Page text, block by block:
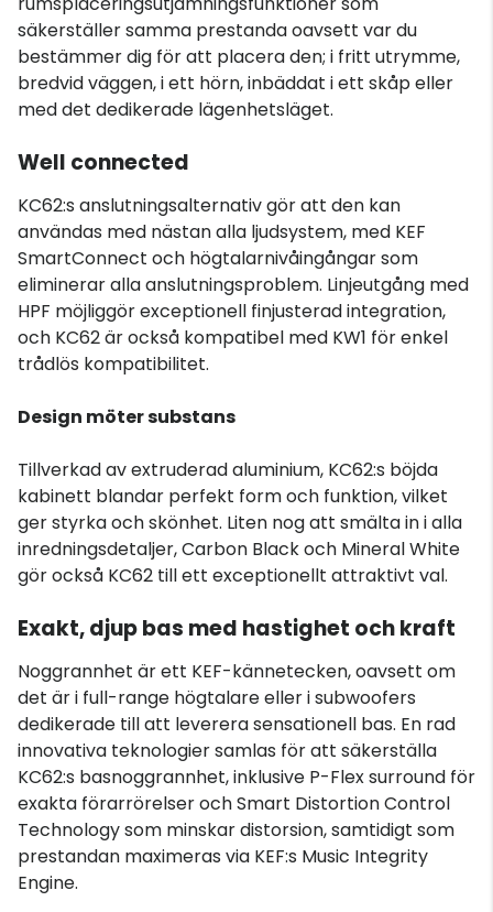
säkerställer samma prestanda oavsett var du
bestämmer dig för att placera den; i fritt utrymme,
bredvid väggen, i ett hörn, inbäddat i ett skåp eller
med det dedikerade lägenhetsläget.
Well connected
KC62:s anslutningsalternativ gör att den kan
användas med nästan alla ljudsystem, med KEF
SmartConnect och högtalarnivåingångar som
eliminerar alla anslutningsproblem. Linjeutgång med
HPF möjliggör exceptionell finjusterad integration,
och KC62 är också kompatibel med KW1 för enkel
trådlös kompatibilitet.
Design möter substans
Tillverkad av extruderad aluminium, KC62:s böjda
kabinett blandar perfekt form och funktion, vilket
ger styrka och skönhet. Liten nog att smälta in i alla
inredningsdetaljer, Carbon Black och Mineral White
gör också KC62 till ett exceptionellt attraktivt val.
Exakt, djup bas med hastighet och kraft
Noggrannhet är ett KEF-kännetecken, oavsett om
det är i full-range högtalare eller i subwoofers
dedikerade till att leverera sensationell bas. En rad
innovativa teknologier samlas för att säkerställa
KC62:s basnoggrannhet, inklusive P-Flex surround för
exakta förarrörelser och Smart Distortion Control
Technology som minskar distorsion, samtidigt som
prestandan maximeras via KEF:s Music Integrity
Engine.